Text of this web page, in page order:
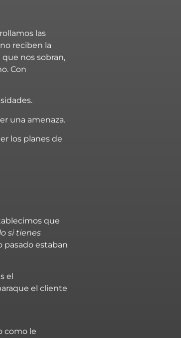
las
reciben la
nos sobran,
Con
una amenaza.
los planes de
que
si tienes
pasado estaban
el
el cliente
como le